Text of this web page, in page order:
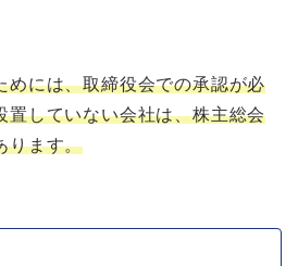
めには、取締役会での承認が必
置していない会社は、株主総会
ります。